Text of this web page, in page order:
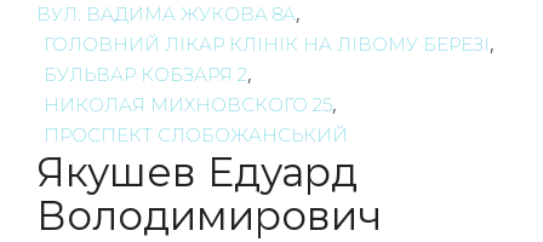
ВУЛ. ВАДИМА ЖУКОВА 8А,
ГОЛОВНИЙ ЛІКАР КЛІНІК НА ЛІВОМУ БЕРЕЗІ,
БУЛЬВАР КОБЗАРЯ 2,
НИКОЛАЯ МИХНОВСКОГО 25,
ПРОСПЕКТ СЛОБОЖАНСЬКИЙ
Якушев Едуард
Володимирович